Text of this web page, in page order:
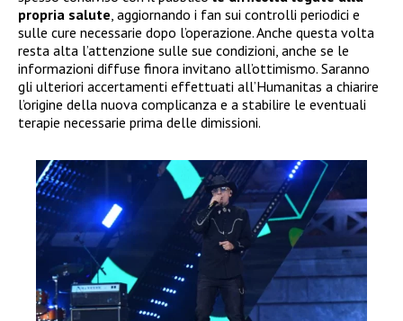
propria salute , aggiornando i fan sui controlli periodici e
sulle cure necessarie dopo l’operazione. Anche questa volta
resta alta l’attenzione sulle sue condizioni, anche se le
informazioni diffuse finora invitano all’ottimismo. Saranno
gli ulteriori accertamenti effettuati all’Humanitas a chiarire
l’origine della nuova complicanza e a stabilire le eventuali
terapie necessarie prima delle dimissioni.